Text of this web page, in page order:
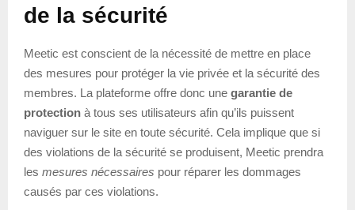
de la sécurité
Meetic est conscient de la nécessité de mettre en place
des mesures pour protéger la vie privée et la sécurité des
membres. La plateforme offre donc une garantie de
protection à tous ses utilisateurs afin qu’ils puissent
naviguer sur le site en toute sécurité. Cela implique que si
des violations de la sécurité se produisent, Meetic prendra
les mesures nécessaires pour réparer les dommages
causés par ces violations.